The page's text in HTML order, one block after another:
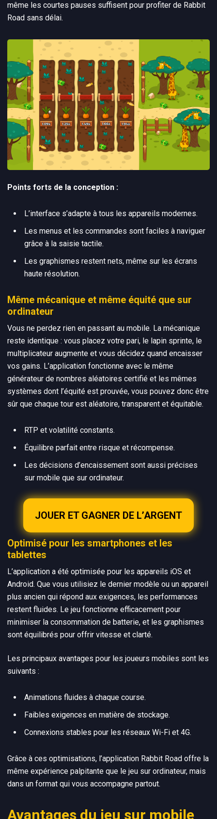
même les courtes pauses suffisent pour profiter de Rabbit
Road sans délai.
Points forts de la conception :
L’interface s’adapte à tous les appareils modernes.
Les menus et les commandes sont faciles à naviguer
grâce à la saisie tactile.
Les graphismes restent nets, même sur les écrans
haute résolution.
Même mécanique et même équité que sur
ordinateur
Vous ne perdez rien en passant au mobile. La mécanique
reste identique : vous placez votre pari, le lapin sprinte, le
multiplicateur augmente et vous décidez quand encaisser
vos gains. L’application fonctionne avec le même
générateur de nombres aléatoires certifié et les mêmes
systèmes dont l’équité est prouvée, vous pouvez donc être
sûr que chaque tour est aléatoire, transparent et équitable.
RTP et volatilité constants.
Équilibre parfait entre risque et récompense.
Les décisions d’encaissement sont aussi précises
sur mobile que sur ordinateur.
JOUER ET GAGNER DE L’ARGENT
Optimisé pour les smartphones et les
tablettes
L’application a été optimisée pour les appareils iOS et
Android. Que vous utilisiez le dernier modèle ou un appareil
plus ancien qui répond aux exigences, les performances
restent fluides. Le jeu fonctionne efficacement pour
minimiser la consommation de batterie, et les graphismes
sont équilibrés pour offrir vitesse et clarté.
Les principaux avantages pour les joueurs mobiles sont les
suivants :
Animations fluides à chaque course.
Faibles exigences en matière de stockage.
Connexions stables pour les réseaux Wi-Fi et 4G.
Grâce à ces optimisations, l’application Rabbit Road offre la
même expérience palpitante que le jeu sur ordinateur, mais
dans un format qui vous accompagne partout.
Avantages du jeu sur mobile